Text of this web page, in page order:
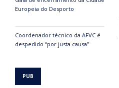
Europeia do Desporto
Coordenador técnico da AFVC é
despedido “por justa causa”